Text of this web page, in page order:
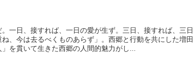
。一日、接すれば、一日の愛が生ず。三日、接すれば、三日
、今は去るべくものあらず」。西郷と行動を共にした増田
を貫いて生きた西郷の人間的魅力がし...